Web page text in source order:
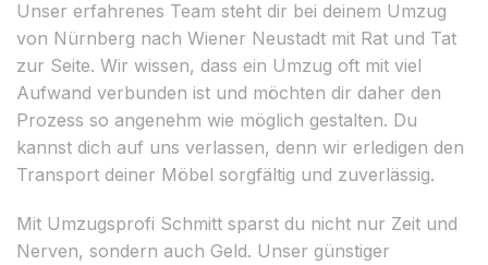
Unser erfahrenes Team steht dir bei deinem Umzug
von Nürnberg nach Wiener Neustadt mit Rat und Tat
zur Seite. Wir wissen, dass ein Umzug oft mit viel
Aufwand verbunden ist und möchten dir daher den
Prozess so angenehm wie möglich gestalten. Du
kannst dich auf uns verlassen, denn wir erledigen den
Transport deiner Möbel sorgfältig und zuverlässig.
Mit Umzugsprofi Schmitt sparst du nicht nur Zeit und
Nerven, sondern auch Geld. Unser günstiger